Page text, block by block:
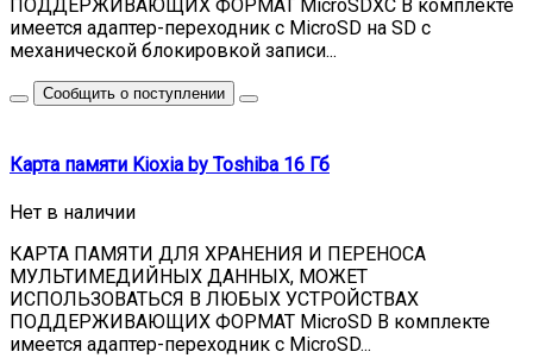
ПОДДЕРЖИВАЮЩИХ ФОРМАТ MicroSDXC В комплекте
имеется адаптер-переходник с MicroSD на SD с
механической блокировкой записи...
Сообщить о поступлении
Карта памяти Kioxia by Toshiba 16 Гб
Нет в наличии
КАРТА ПАМЯТИ ДЛЯ ХРАНЕНИЯ И ПЕРЕНОСА
МУЛЬТИМЕДИЙНЫХ ДАННЫХ, МОЖЕТ
ИСПОЛЬЗОВАТЬСЯ В ЛЮБЫХ УСТРОЙСТВАХ
ПОДДЕРЖИВАЮЩИХ ФОРМАТ MicroSD В комплекте
имеется адаптер-переходник с MicroSD...